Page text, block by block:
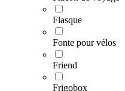
Flasque
Fonte pour vélos
Friend
Frigobox